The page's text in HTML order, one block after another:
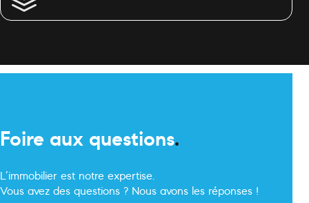
Foire aux questions.
L’immobilier est notre expertise.
Vous avez des questions ? Nous avons les réponses !